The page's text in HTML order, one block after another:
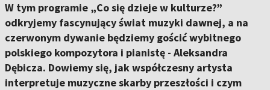
W tym programie „Co się dzieje w kulturze?”
odkryjemy fascynujący świat muzyki dawnej, a na
czerwonym dywanie będziemy gościć wybitnego
polskiego kompozytora i pianistę - Aleksandra
Dębicza. Dowiemy się, jak współczesny artysta
interpretuje muzyczne skarby przeszłości i czym